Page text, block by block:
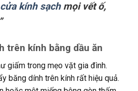
kính sạchmọi vết ố,
trên kính bằng dầu ăn
giấm trong mẹo vặt gia đình.
băng dính trên kính rất hiệu quả.